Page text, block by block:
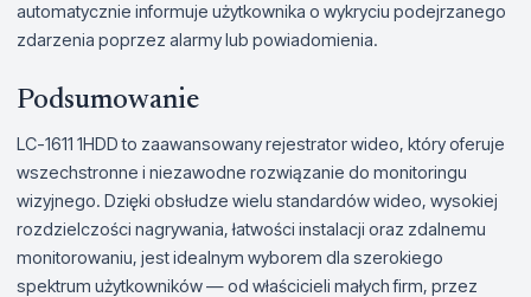
automatycznie informuje użytkownika o wykryciu podejrzanego
zdarzenia poprzez alarmy lub powiadomienia.
Podsumowanie
LC-1611 1HDD to zaawansowany rejestrator wideo, który oferuje
wszechstronne i niezawodne rozwiązanie do monitoringu
wizyjnego. Dzięki obsłudze wielu standardów wideo, wysokiej
rozdzielczości nagrywania, łatwości instalacji oraz zdalnemu
monitorowaniu, jest idealnym wyborem dla szerokiego
spektrum użytkowników — od właścicieli małych firm, przez